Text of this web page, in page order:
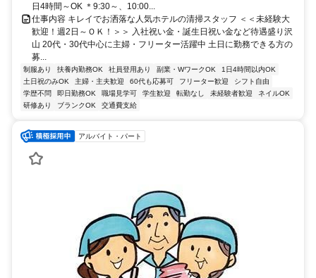
日4時間～OK ＊9:30～、10:00...
仕事内容 キレイでお洒落な人気ホテルの清掃スタッフ ＜＜未経験大
歓迎！週2日～ＯＫ！＞＞ 入社祝い金・誕生日祝い金など待遇盛り沢
山 20代・30代中心に主婦・フリーター活躍中 土日に勤務できる方の
募...
制服あり 扶養内勤務OK 社員登用あり 副業・WワークOK
1日4時間以内OK
土日祝のみOK
主婦・主夫歓迎 60代も応募可 フリーター歓迎
シフト自由
学歴不問
即日勤務OK 職場見学可 学生歓迎 転勤なし 未経験者歓迎
ネイルOK
研修あり
ブランクOK 交通費支給
アルバイト・パート